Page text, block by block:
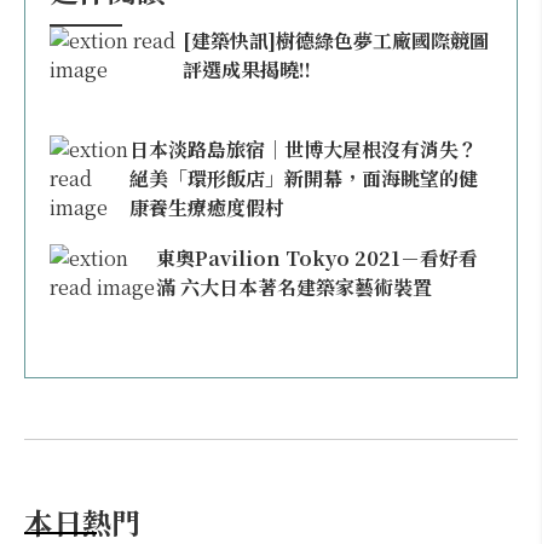
[建築快訊]樹德綠色夢工廠國際競圖
評選成果揭曉!!
日本淡路島旅宿｜世博大屋根沒有消失？
絕美「環形飯店」新開幕，面海眺望的健
康養生療癒度假村
東奧Pavilion Tokyo 2021－看好看
滿 六大日本著名建築家藝術裝置
本日熱門